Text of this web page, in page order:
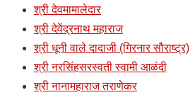
श्री देवमामालेदार
श्री देवेंद्रनाथ महाराज
श्री धूनी वाले दादाजी (गिरनार सौराष्ट्र)
श्री नरसिंहसरस्वती स्वामी आळंदी
श्री नानामहाराज तराणेकर